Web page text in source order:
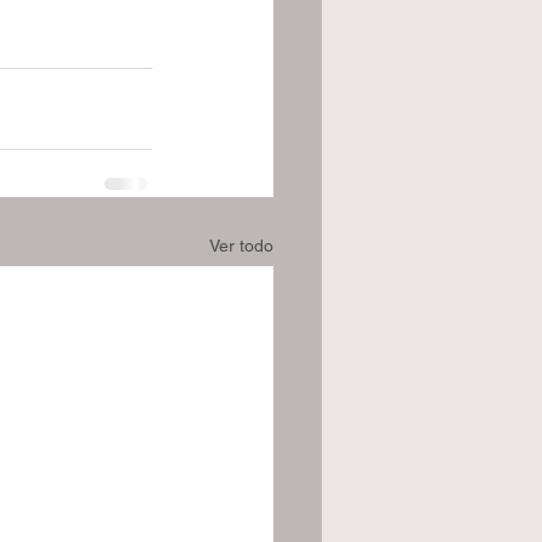
Ver todo